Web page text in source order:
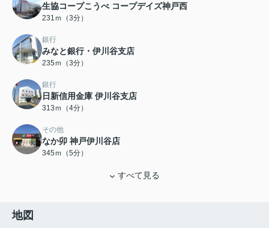
生協コープこうべ コープデイズ神戸西
231ｍ（3分）
銀行
みなと銀行・伊川谷支店
235ｍ（3分）
銀行
日新信用金庫 伊川谷支店
313ｍ（4分）
その他
なか卯 神戸伊川谷店
345ｍ（5分）
すべて見る
地図